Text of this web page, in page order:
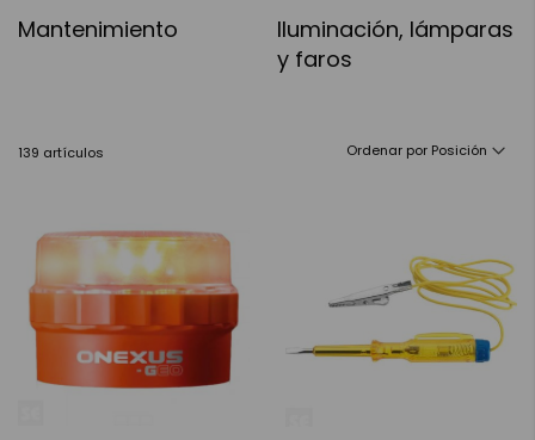
Mantenimiento
Iluminación, lámparas
y faros
139 artículos Ordenar por